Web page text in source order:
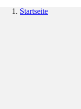
Startseite